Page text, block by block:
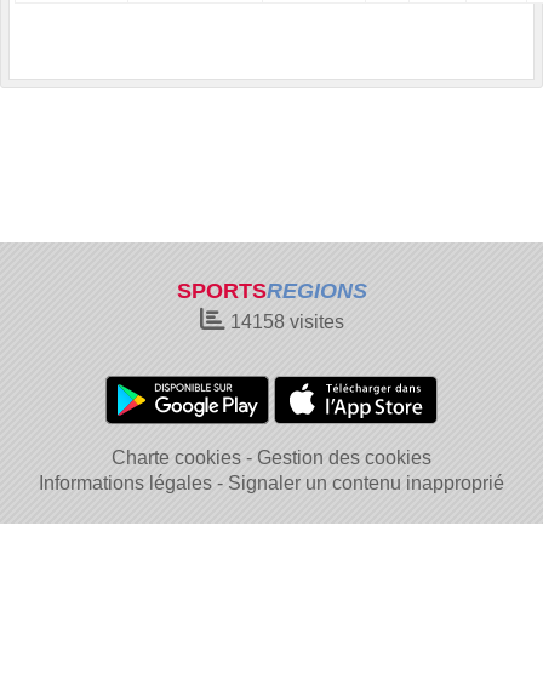
SPORTSREGIONS
14158visites
Charte cookies
Gestion des cookies
Informations légales
Signaler un contenu inapproprié